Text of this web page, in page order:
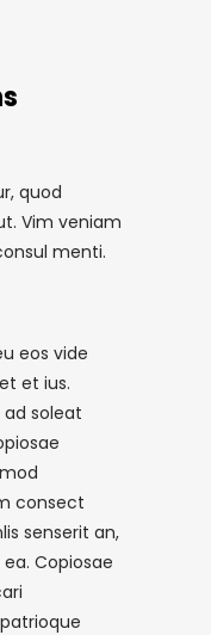
quod
Vim veniam
menti.
eos vide
et ius.
soleat
consect
senserit an,
Copiosae